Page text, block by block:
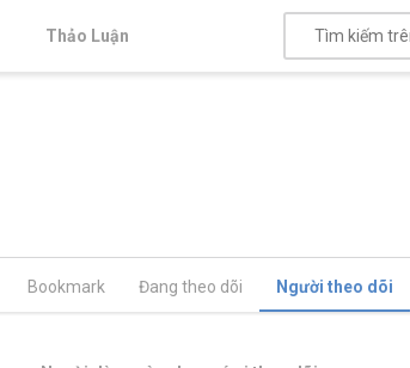
Thảo Luận
Bookmark Đang theo dõi Người theo dõi